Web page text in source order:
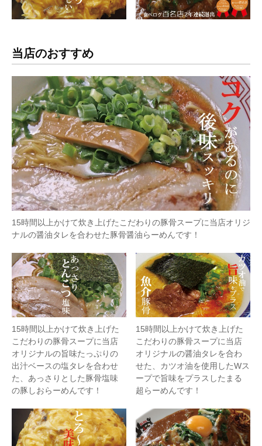
当店のおすすめ
15時間以上かけて炊き上げたこだわりの豚骨スープに当店オリジ
ナルの醤油タレを合わせた豚骨醤油らーめんです！
15時間以上かけて炊き上げた
こだわりの豚骨スープに当店
オリジナルの旨味たっぷりの
出汁ベースの塩タレを合わせ
た、あっさりとした豚骨塩味
の豚しおらーめんです！
15時間以上かけて炊き上げた
こだわりの豚骨スープに当店
オリジナルの醤油タレを合わ
せた、カツオ油を使用したWス
ープで旨味をプラスしたまる
超らーめんです！